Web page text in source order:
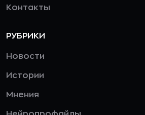
Контакты
РУБРИКИ
Новости
Истории
Мнения